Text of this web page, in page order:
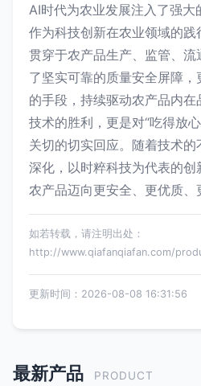
AI时代为农业发展注入了强
作为科技创新在农业领域的
贯穿于农产品生产、监管、
了坚实可靠的质量安全屏障
的手段，持续驱动农产品内
技术的胜利，更是对“吃得放
关切的切实回应。随着技术
深化，以时粹科技为代表的
农产品迈向更安全、更优质、
如若转载，请注明出处：
http://www.qiafanqiafan.com/
更新时间：2026-08-08 16:31:56
最新产品 PRODUCT